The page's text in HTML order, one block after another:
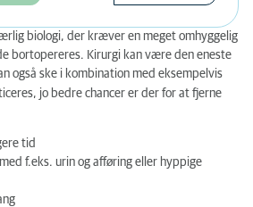
biologi, der kræver en meget omhyggelig
bortopereres. Kirurgi kan være den eneste
også ske i kombination med eksempelvis
jo bedre chancer er der for at fjerne
tid
f.eks. urin og afføring eller hyppige